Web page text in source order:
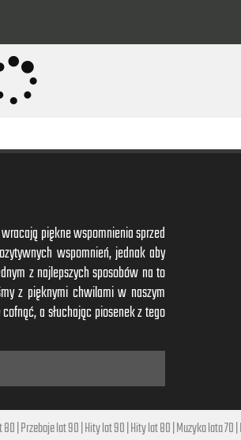
piękne wspomnienia sprzed
wspomnień, jednak aby
z najlepszych sposobów na to
z pięknymi chwilami w naszym
a słuchając piosenek z tego
80|Przeboje lat 90|Hity lat 90|Hity lat 80|Muzyka lata 70|